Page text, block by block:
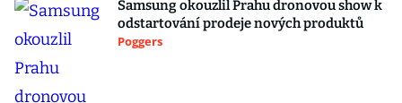
Samsung okouzlil Prahu dronovou show k
odstartování prodeje nových produktů
Poggers